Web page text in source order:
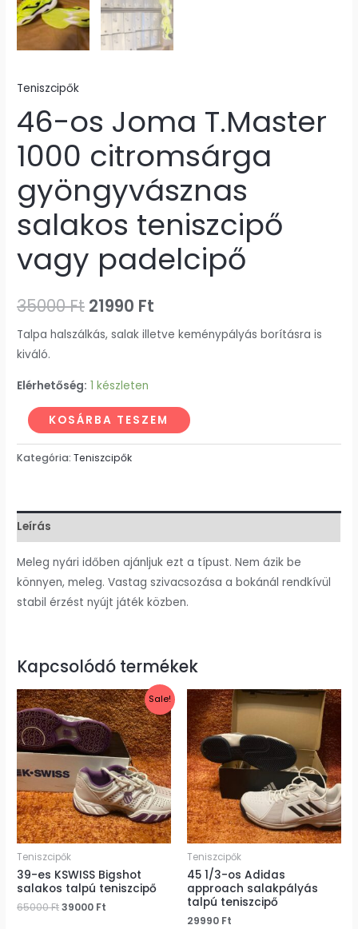
Teniszcipők
46-os Joma T.Master
1000 citromsárga
gyöngyvásznas
salakos teniszcipő
vagy padelcipő
35000Ft 21990 Ft
Talpa halszálkás, salak illetve keménypályás borításra is
kiváló.
Elérhetőség: 1 készleten
KOSÁRBA TESZEM
Kategória:Teniszcipők
Leírás
Meleg nyári időben ajánljuk ezt a típust. Nem ázik be
könnyen, meleg. Vastag szivacsozása a bokánál rendkívül
stabil érzést nyújt játék közben.
Kapcsolódó termékek
Sale!
Teniszcipők
39-es KSWISS Bigshot
salakos talpú teniszcipő
65000Ft
Original
price
was:
65000 Ft.
39000 Ft
Current
price
is:
39000 Ft.
Teniszcipők
45 1/3-os Adidas
approach salakpályás
talpú teniszcipő
29990 Ft